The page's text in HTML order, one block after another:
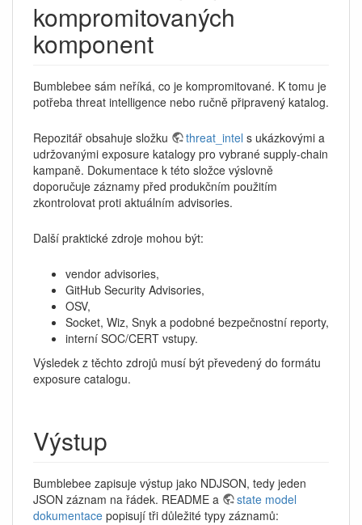
kompromitovaných
komponent
Bumblebee sám neříká, co je kompromitované. K tomu je
potřeba threat intelligence nebo ručně připravený katalog.
Repozitář obsahuje složku threat_intel s ukázkovými a
udržovanými exposure katalogy pro vybrané supply-chain
kampaně. Dokumentace k této složce výslovně
doporučuje záznamy před produkčním použitím
zkontrolovat proti aktuálním advisories.
Další praktické zdroje mohou být:
vendor advisories,
GitHub Security Advisories,
OSV,
Socket, Wiz, Snyk a podobné bezpečnostní reporty,
interní SOC/CERT vstupy.
Výsledek z těchto zdrojů musí být převedený do formátu
exposure catalogu.
Výstup
Bumblebee zapisuje výstup jako NDJSON, tedy jeden
JSON záznam na řádek. README a
state model
dokumentace popisují tři důležité typy záznamů: